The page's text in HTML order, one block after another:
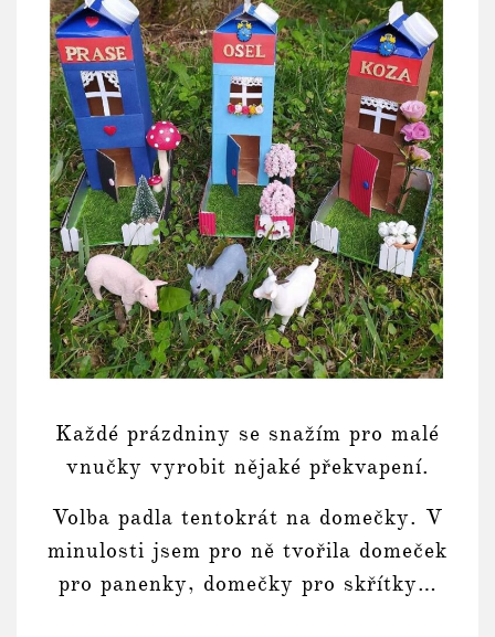
Každé prázdniny se snažím pro malé
vnučky vyrobit nějaké překvapení.
Volba padla tentokrát na domečky. V
minulosti jsem pro ně tvořila domeček
pro panenky, domečky pro skřítky…